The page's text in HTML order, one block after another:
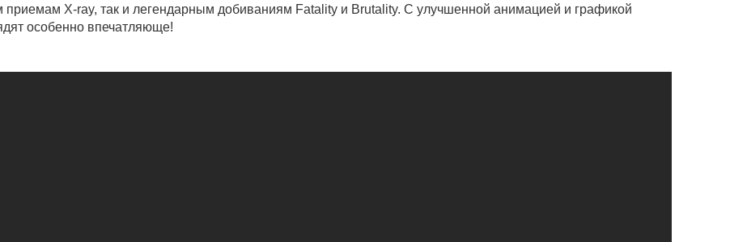
X-ray, так и легендарным добиваниям Fatality и Brutality. С улучшенной анимацией и графикой
особенно впечатляюще!